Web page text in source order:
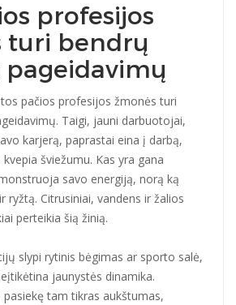
profesijos
turi bendrų
pageidavimų
pačios profesijos žmonės turi
Taigi, jauni darbuotojai,
karjerą, paprastai eina į darbą,
šviežumu. Kas yra gana
savo energiją, norą ką
ryžtą. Citrusiniai, vandens ir žalios
perteikia šią žinią.
slypi rytinis bėgimas ar sporto salė,
jaunystės dinamika.
pasiekę tam tikras aukštumas,